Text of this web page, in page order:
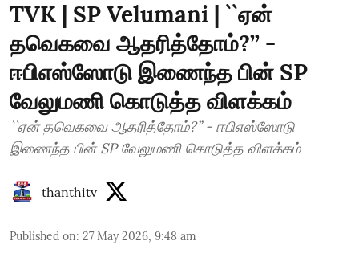
TVK | SP Velumani | ``ஏன்
தவெகவை ஆதரித்தோம்?’’ -
ஈபிஎஸ்ஸோடு இணைந்த பின் SP
வேலுமணி கொடுத்த விளக்கம்
``ஏன் தவெகவை ஆதரித்தோம்?’’ - ஈபிஎஸ்ஸோடு
இணைந்த பின் SP வேலுமணி கொடுத்த விளக்கம்
thanthitv
Published on: 27 May 2026, 9:48 am